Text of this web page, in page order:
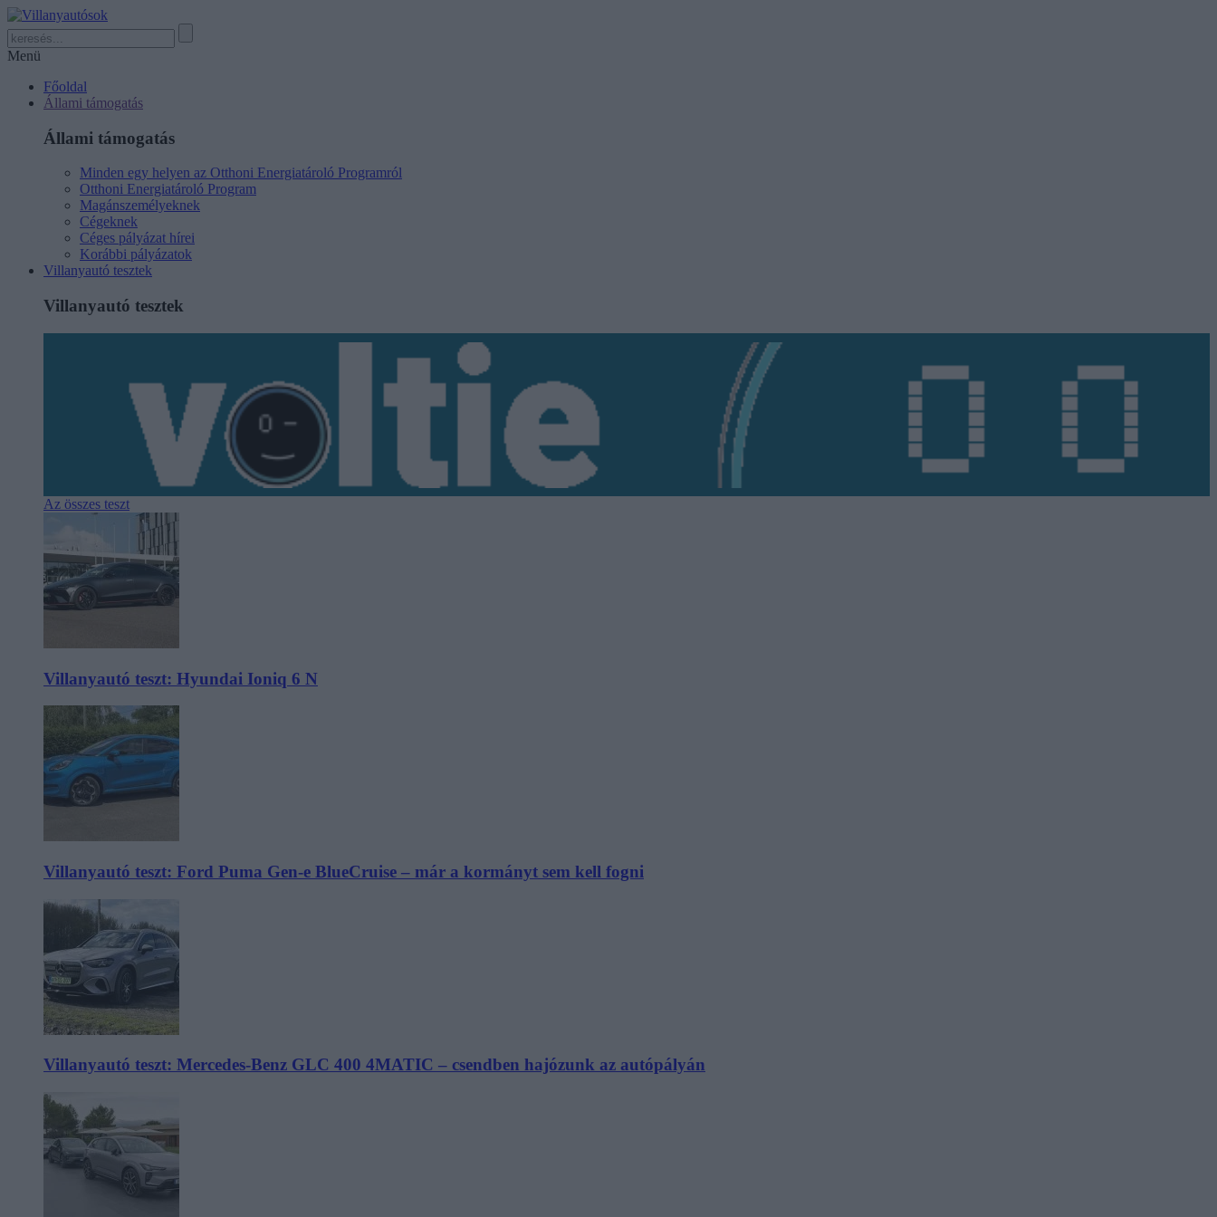
Menü
Főoldal
Állami támogatás
Állami támogatás
Minden egy helyen az Otthoni Energiatároló Programról
Otthoni Energiatároló Program
Magánszemélyeknek
Cégeknek
Céges pályázat hírei
Korábbi pályázatok
Villanyautó tesztek
Villanyautó tesztek
Az összes teszt
Villanyautó teszt: Hyundai Ioniq 6 N
Villanyautó teszt: Ford Puma Gen-e BlueCruise – már a kormányt sem kell fogni
Villanyautó teszt: Mercedes-Benz GLC 400 4MATIC – csendben hajózunk az autópályán